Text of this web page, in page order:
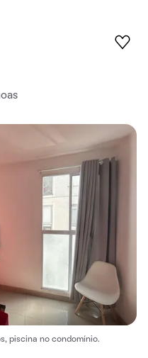
piscina no condomínio.